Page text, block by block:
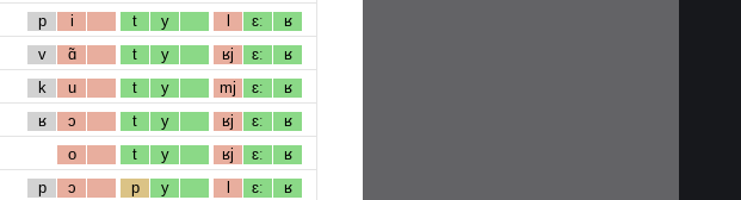
p i t y l ɛː ʁ
v ɑ̃ t y ʁj ɛː ʁ
k u t y mj ɛː ʁ
ʁ ɔ t y ʁj ɛː ʁ
o t y ʁj ɛː ʁ
p ɔ p y l ɛː ʁ